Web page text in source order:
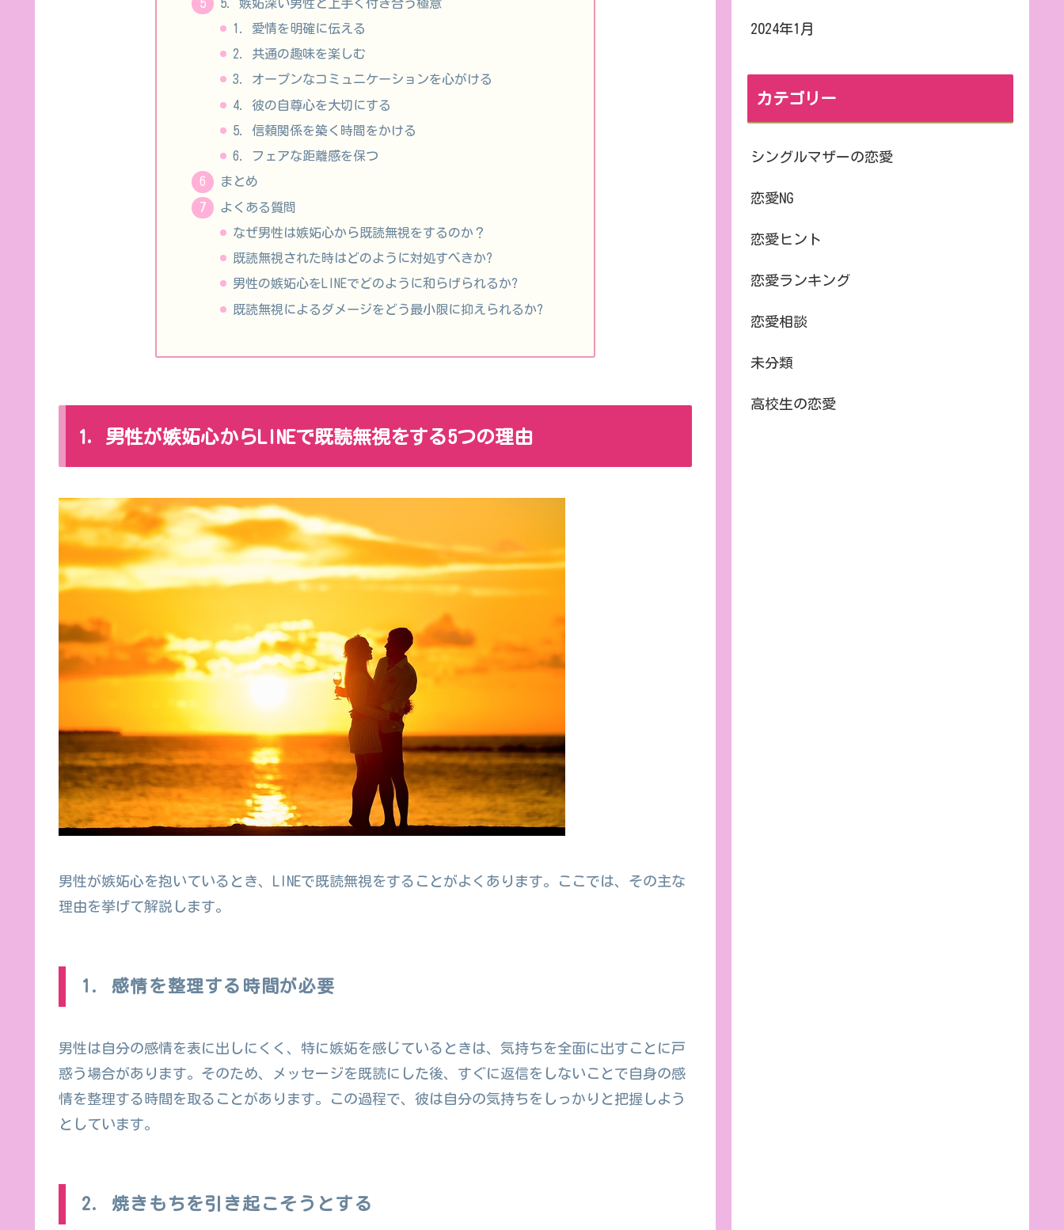
5. 嫉妬深い男性と上手く付き合う極意
1. 愛情を明確に伝える
2. 共通の趣味を楽しむ
3. オープンなコミュニケーションを心がける
4. 彼の自尊心を大切にする
5. 信頼関係を築く時間をかける
6. フェアな距離感を保つ
まとめ
よくある質問
なぜ男性は嫉妬心から既読無視をするのか？
既読無視された時はどのように対処すべきか?
男性の嫉妬心をLINEでどのように和らげられるか?
既読無視によるダメージをどう最小限に抑えられるか?
1. 男性が嫉妬心からLINEで既読無視をする5つの理由
男性が嫉妬心を抱いているとき、LINEで既読無視をすることがよくあります。ここでは、その主な
理由を挙げて解説します。
1. 感情を整理する時間が必要
男性は自分の感情を表に出しにくく、特に嫉妬を感じているときは、気持ちを全面に出すことに戸
惑う場合があります。そのため、メッセージを既読にした後、すぐに返信をしないことで自身の感
情を整理する時間を取ることがあります。この過程で、彼は自分の気持ちをしっかりと把握しよう
としています。
2. 焼きもちを引き起こそうとする
2024年1月
カテゴリー
シングルマザーの恋愛
恋愛NG
恋愛ヒント
恋愛ランキング
恋愛相談
未分類
高校生の恋愛